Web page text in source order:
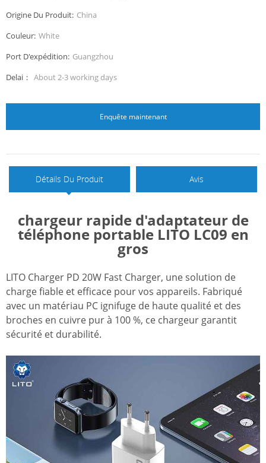
Origine Du Produit: China
Couleur: White
Port D'expédition: Guangzhou
Delai： About 2-3 working days
Enquête maintenant
Détails Du Produit Avis
chargeur rapide d'adaptateur de
téléphone portable LITO LC09 en
gros
LITO Charger PD 20W Fast Charger, une solution de
charge fiable et efficace pour vos appareils. Fabriqué
avec un matériau PC ignifuge de haute qualité et des
broches en cuivre pur à 100 %, ce chargeur garantit
sécurité et durabilité.